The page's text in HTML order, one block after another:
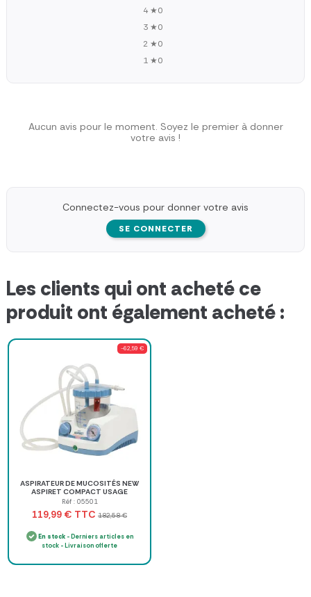
4 ★0
3 ★0
2 ★0
1 ★0
Aucun avis pour le moment. Soyez le premier à donner
votre avis !
Connectez-vous pour donner votre avis
SE CONNECTER
Les clients qui ont acheté ce
produit ont également acheté :
-62,59 €
ASPIRATEUR DE MUCOSITÉS NEW
ASPIRET COMPACT USAGE
CONTINU CA-MI - bocal 1000 ml
Réf : 05501
119,99 € TTC 182,58 €
En stock- Derniers articles en
stock - Livraison offerte